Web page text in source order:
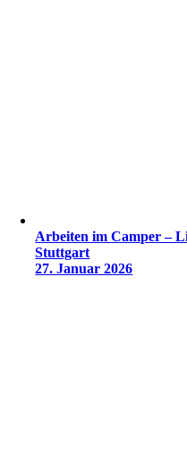
Arbeiten im Camper –
Stuttgart
27. Januar 2026